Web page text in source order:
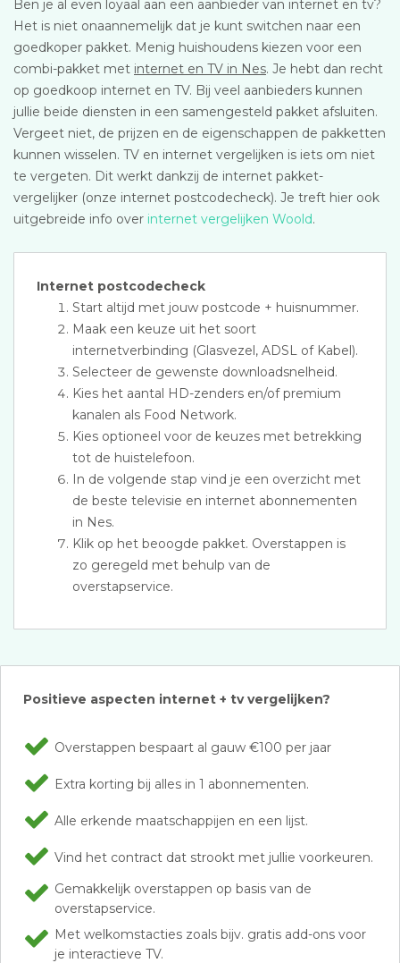
Ben je al even loyaal aan een aanbieder van internet en tv?
Het is niet onaannemelijk dat je kunt switchen naar een
goedkoper pakket. Menig huishoudens kiezen voor een
combi-pakket met internet en TV in Nes. Je hebt dan recht
op goedkoop internet en TV. Bij veel aanbieders kunnen
jullie beide diensten in een samengesteld pakket afsluiten.
Vergeet niet, de prijzen en de eigenschappen de pakketten
kunnen wisselen. TV en internet vergelijken is iets om niet
te vergeten. Dit werkt dankzij de internet pakket-
vergelijker (onze internet postcodecheck). Je treft hier ook
uitgebreide info over internet vergelijken Woold.
Internet postcodecheck
Start altijd met jouw postcode + huisnummer.
Maak een keuze uit het soort
internetverbinding (Glasvezel, ADSL of Kabel).
Selecteer de gewenste downloadsnelheid.
Kies het aantal HD-zenders en/of premium
kanalen als Food Network.
Kies optioneel voor de keuzes met betrekking
tot de huistelefoon.
In de volgende stap vind je een overzicht met
de beste televisie en internet abonnementen
in Nes.
Klik op het beoogde pakket. Overstappen is
zo geregeld met behulp van de
overstapservice.
Positieve aspecten internet + tv vergelijken?
Overstappen bespaart al gauw €100 per jaar
Extra korting bij alles in 1 abonnementen.
Alle erkende maatschappijen en een lijst.
Vind het contract dat strookt met jullie voorkeuren.
Gemakkelijk overstappen op basis van de
overstapservice.
Met welkomstacties zoals bijv. gratis add-ons voor
je interactieve TV.